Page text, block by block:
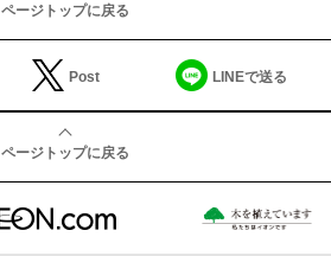
ページトップに戻る
Post LINEで送る
ページトップに戻る